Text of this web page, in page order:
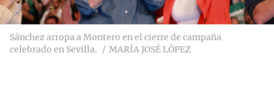
Sánchez arropa a Montero en el cierre de campaña
celebrado en Sevilla.
MARÍA JOSÉ LÓPEZ